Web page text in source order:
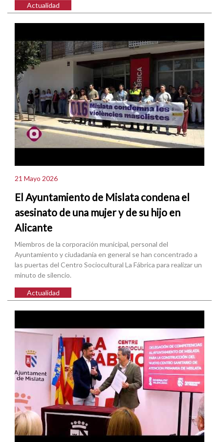
Actualidad
21 Mayo 2026
El Ayuntamiento de Mislata condena el
asesinato de una mujer y de su hijo en
Alicante
Miembros de la corporación municipal, personal del
Ayuntamiento y ciudadanía en general se han concentrado a
las puertas del Centro Sociocultural La Fábrica para realizar un
minuto de silencio.
Actualidad